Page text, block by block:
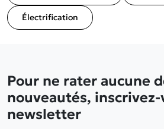
Électrification
Pour ne rater aucune
nouveautés,
newsletter